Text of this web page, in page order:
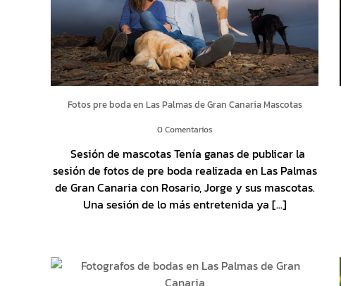
Fotos pre boda en Las Palmas de Gran Canaria Mascotas
0 Comentarios
Sesión de mascotas Tenía ganas de publicar la
sesión de fotos de pre boda realizada en Las Palmas
de Gran Canaria con Rosario, Jorge y sus mascotas.
Una sesión de lo más entretenida ya [...]